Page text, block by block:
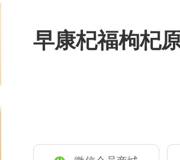
早康杞福枸杞